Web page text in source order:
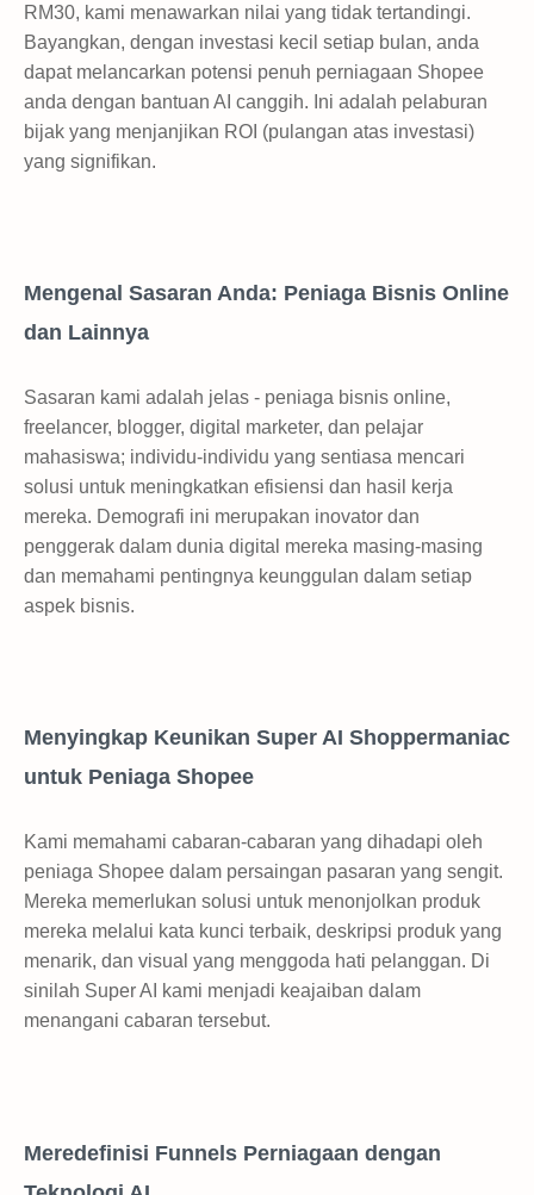
RM30, kami menawarkan nilai yang tidak tertandingi.
Bayangkan, dengan investasi kecil setiap bulan, anda
dapat melancarkan potensi penuh perniagaan Shopee
anda dengan bantuan AI canggih. Ini adalah pelaburan
bijak yang menjanjikan ROI (pulangan atas investasi)
yang signifikan.
Mengenal Sasaran Anda: Peniaga Bisnis Online
dan Lainnya
Sasaran kami adalah jelas - peniaga bisnis online,
freelancer, blogger, digital marketer, dan pelajar
mahasiswa; individu-individu yang sentiasa mencari
solusi untuk meningkatkan efisiensi dan hasil kerja
mereka. Demografi ini merupakan inovator dan
penggerak dalam dunia digital mereka masing-masing
dan memahami pentingnya keunggulan dalam setiap
aspek bisnis.
Menyingkap Keunikan Super AI Shoppermaniac
untuk Peniaga Shopee
Kami memahami cabaran-cabaran yang dihadapi oleh
peniaga Shopee dalam persaingan pasaran yang sengit.
Mereka memerlukan solusi untuk menonjolkan produk
mereka melalui kata kunci terbaik, deskripsi produk yang
menarik, dan visual yang menggoda hati pelanggan. Di
sinilah Super AI kami menjadi keajaiban dalam
menangani cabaran tersebut.
Meredefinisi Funnels Perniagaan dengan